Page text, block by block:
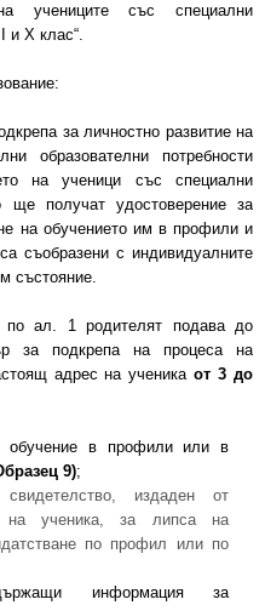
учениците със специални
и Х клас“.
за личностно развитие на
образователни потребности
на ученици със специални
ще получат удостоверение за
на обучението им в профили и
съобразени с индивидуалните
състояние.
по ал. 1 родителят подава до
за подкрепа на процеса на
адрес на ученикаот 3 до
обучение в профили или в
9);
издаден от
на ученика, за липса на
по профил или по
информация за